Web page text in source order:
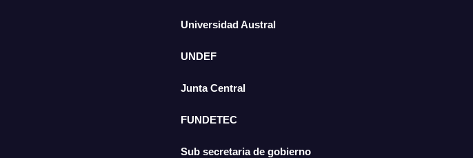
Universidad Austral
UNDEF
Junta Central
FUNDETEC
Sub secretaria de gobierno